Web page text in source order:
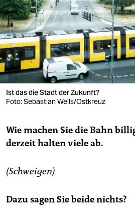
Ist das die Stadt der Zukunft?
Foto: Sebastian Wells/Ostkreuz
Wie machen Sie die Bahn
derzeit halten viele ab.
(Schweigen)
Dazu sagen Sie beide nichts?